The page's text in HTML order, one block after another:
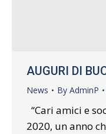
AUGURI DI
News By AdminP
“Cari amici e
2020, un anno